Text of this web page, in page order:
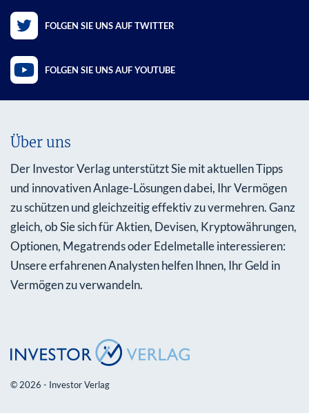
FOLGEN SIE UNS AUF TWITTER
FOLGEN SIE UNS AUF YOUTUBE
Über uns
Der Investor Verlag unterstützt Sie mit aktuellen Tipps
und innovativen Anlage-Lösungen dabei, Ihr Vermögen
zu schützen und gleichzeitig effektiv zu vermehren. Ganz
gleich, ob Sie sich für Aktien, Devisen, Kryptowährungen,
Optionen, Megatrends oder Edelmetalle interessieren:
Unsere erfahrenen Analysten helfen Ihnen, Ihr Geld in
Vermögen zu verwandeln.
© 2026 - Investor Verlag